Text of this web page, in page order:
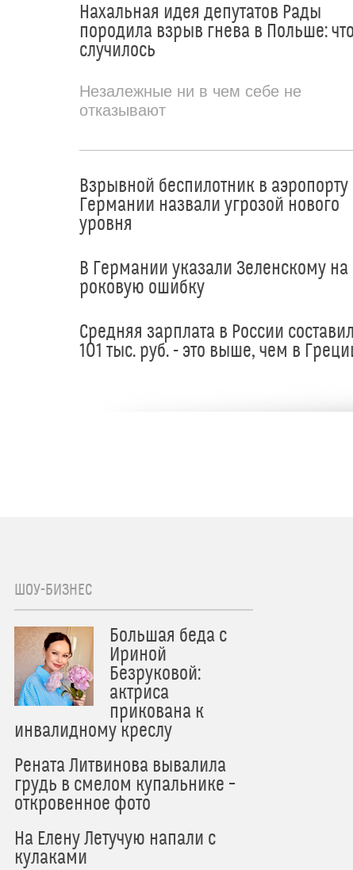
Нахальная идея депутатов Рады
породила взрыв гнева в Польше: что
случилось
Незалежные ни в чем себе не
отказывают
Взрывной беспилотник в аэропорту
Германии назвали угрозой нового
уровня
В Германии указали Зеленскому на
роковую ошибку
Средняя зарплата в России
101 тыс. руб. - это выше, чем в
ШОУ-БИЗНЕС
Большая беда с
Ириной
Безруковой:
актриса
прикована к
инвалидному креслу
Рената Литвинова вывалила
грудь в смелом купальнике –
откровенное фото
На Елену Летучую напали с
кулаками